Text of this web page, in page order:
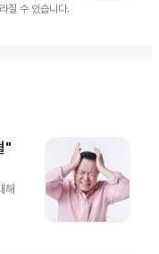
질 수 있습니다.
"
해